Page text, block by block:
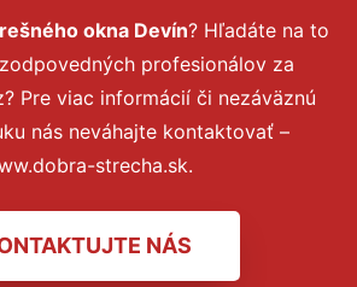
okna Devín? Hľadáte na to
profesionálov za
Pre viac informácií či nezáväznú
nás neváhajte kontaktovať –
strecha.sk.
NÁS